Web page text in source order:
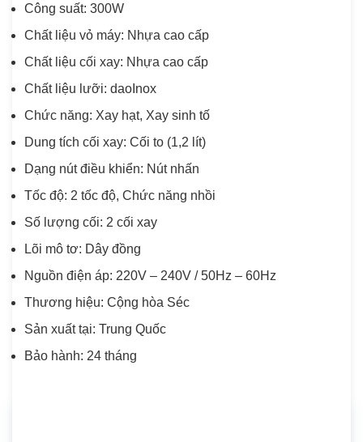
Công suất: 300W
Chất liệu vỏ máy: Nhựa cao cấp
Chất liệu cối xay: Nhựa cao cấp
Chất liệu lưỡi: daoInox
Chức năng: Xay hạt, Xay sinh tố
Dung tích cối xay: Cối to (1,2 lít)
Dạng nút điều khiển: Nút nhấn
Tốc độ: 2 tốc độ, Chức năng nhồi
Số lượng cối: 2 cối xay
Lõi mô tơ: Dây đồng
Nguồn điện áp: 220V – 240V / 50Hz – 60Hz
Thương hiệu: Cộng hòa Séc
Sản xuất tại: Trung Quốc
Bảo hành: 24 tháng